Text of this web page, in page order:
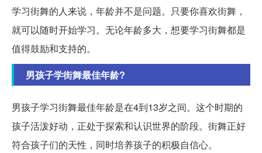
学习街舞的人来说，年龄并不是问题。只要你喜欢街舞，
就可以随时开始学习。无论年龄多大，想要学习街舞都是
值得鼓励和支持的。
男孩子学街舞最佳年龄?
男孩子学习街舞最佳年龄是在4到13岁之间。这个时期的
孩子活泼好动，正处于探索和认识世界的阶段。街舞正好
符合孩子们的天性，同时培养孩子的积极自信心。